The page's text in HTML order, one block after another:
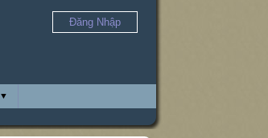
Đăng Nhập